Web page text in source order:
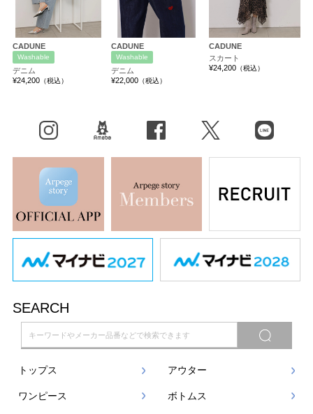
CADUNE
Washable
デニム
¥24,200（税込）
CADUNE
Washable
デニム
¥22,000（税込）
CADUNE
スカート
¥24,200 （税込）
X（旧Twitter） LINE
SEARCH
トップス アウター
ワンピース ボトムス